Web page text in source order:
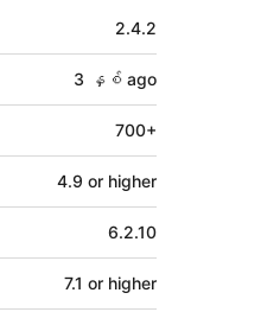
2.4.2
3 နှစ် ago
700+
4.9 or higher
6.2.10
7.1 or higher